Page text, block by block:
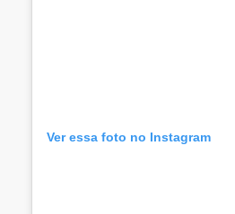
Ver essa foto no Instagram